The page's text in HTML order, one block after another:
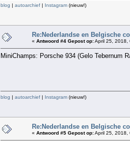
blog | autoarchief | Instagram (nieuw!)
Re:Nederlandse en Belgische
« Antwoord #4 Gepost op:April 25, 2018,
MiniChamps: Porsche 934 (Gelo Tebernum
blog | autoarchief | Instagram (nieuw!)
Re:Nederlandse en Belgische
« Antwoord #5 Gepost op:April 25, 2018,